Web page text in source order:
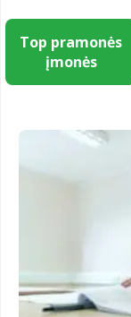
Top pramonės
įmonės